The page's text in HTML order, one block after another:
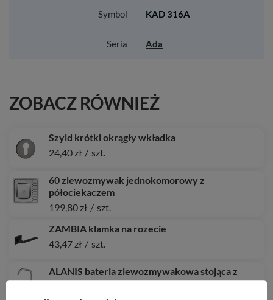
Symbol KAD 316A
Seria Ada
ZOBACZ RÓWNIEŻ
Szyld krótki okrągły wkładka
24,40 zł / szt.
60 zlewozmywak jednokomorowy z
półociekaczem
199,80 zł / szt.
ZAMBIA klamka na rozecie
43,47 zł / szt.
ALANIS bateria zlewozmywakowa stojąca z
wylewką L